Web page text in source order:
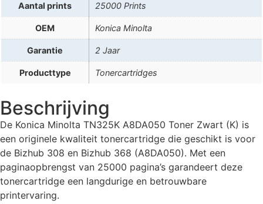
Aantal prints 25000 Prints
OEM Konica Minolta
Garantie 2 Jaar
Producttype Tonercartridges
Beschrijving
De Konica Minolta TN325K A8DA050 Toner Zwart (K) is
een originele kwaliteit tonercartridge die geschikt is voor
de Bizhub 308 en Bizhub 368 (A8DA050). Met een
paginaopbrengst van 25000 pagina’s garandeert deze
tonercartridge een langdurige en betrouwbare
printervaring.